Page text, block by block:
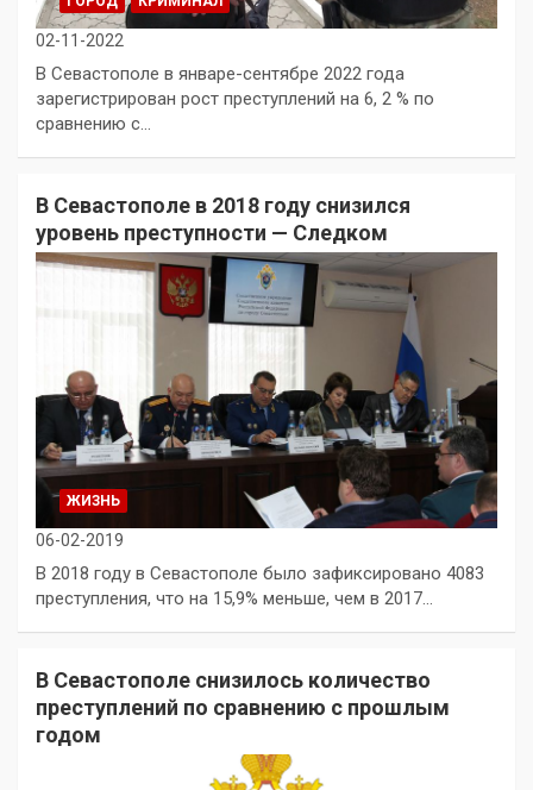
02-11-2022
В Севастополе в январе-сентябре 2022 года
зарегистрирован рост преступлений на 6, 2 % по
сравнению с…
В Севастополе в 2018 году снизился
уровень преступности — Следком
ЖИЗНЬ
06-02-2019
В 2018 году в Севастополе было зафиксировано 4083
преступления, что на 15,9% меньше, чем в 2017…
В Севастополе снизилось количество
преступлений по сравнению с прошлым
годом